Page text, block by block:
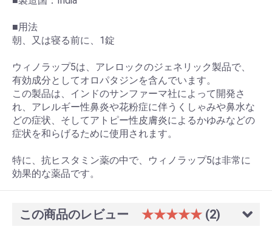
■用法
朝、又は寝る前に、1錠
ウィノラップ5は、アレロックのジェネリック製品で、
有効成分としてオロパタジンを含んでいます。
この製品は、インドのサンファーマ社によって開発さ
れ、アレルギー性鼻炎や花粉症に伴うくしゃみや鼻水な
どの症状、そしてアトピー性皮膚炎によるかゆみなどの
症状を和らげるために使用されます。
特に、抗ヒスタミン薬の中で、ウィノラップ5は非常に
効果的な薬品です。
この商品のレビュー ★★★★★ (2)